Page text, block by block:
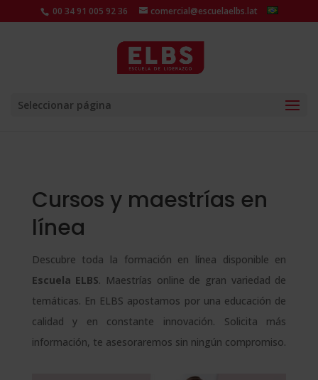
00 34 91 005 92 36 comercial@escuelaelbs.lat
Seleccionar página
Cursos y maestrías en
línea
Descubre toda la formación en línea disponible en
Escuela ELBS. Maestrías online de gran variedad de
temáticas. En ELBS apostamos por una educación de
calidad y en constante innovación. Solicita más
información, te asesoraremos sin ningún compromiso.